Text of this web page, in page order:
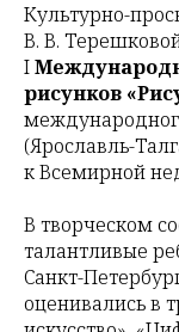
Культурно-
В. В.
I
рисунков
(Ярославль-
к Всемирной
В творческом
талантливые
Санкт-
оценивались в